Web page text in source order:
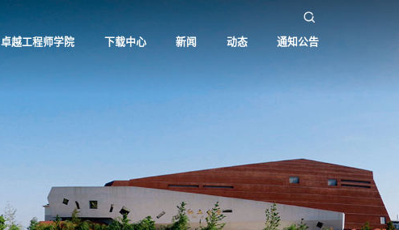
卓越工程师学院 下载中心 新闻 动态 通知公告